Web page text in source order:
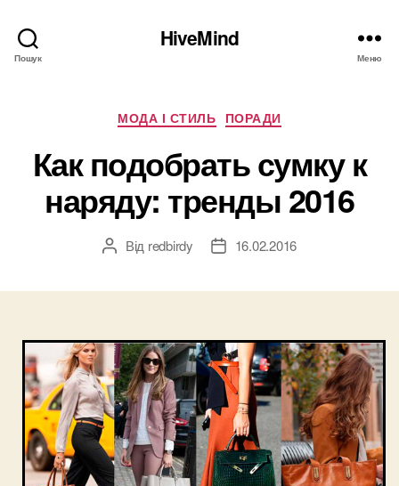
Пошук
HiveMind
Меню
Категорії
МОДА І СТИЛЬ ПОРАДИ
Как подобрать сумку к
наряду: тренды 2016
Автор
Від redbirdy
Дата16.02.2016